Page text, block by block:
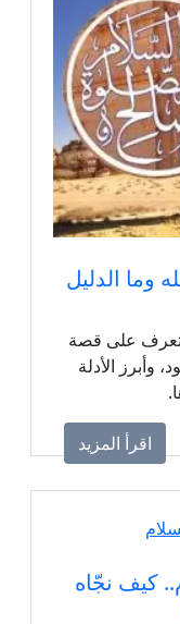
وما الدليل
تعرف على قصة
وأبرز الأدلة
اقرأ المزيد
كيف نجّاه